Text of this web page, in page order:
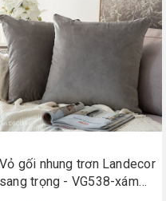
Vỏ gối nhung trơn Landecor
sang trọng - VG538-xám